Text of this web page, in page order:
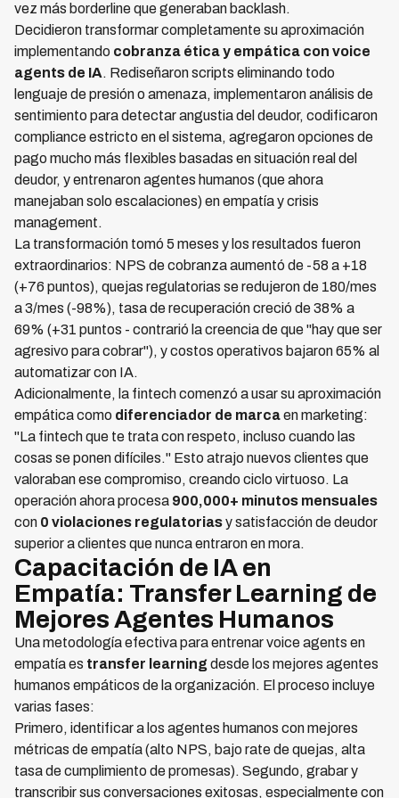
vez más borderline que generaban backlash.
Decidieron transformar completamente su aproximación
implementando cobranza ética y empática con voice
agents de IA. Rediseñaron scripts eliminando todo
lenguaje de presión o amenaza, implementaron análisis de
sentimiento para detectar angustia del deudor, codificaron
compliance estricto en el sistema, agregaron opciones de
pago mucho más flexibles basadas en situación real del
deudor, y entrenaron agentes humanos (que ahora
manejaban solo escalaciones) en empatía y crisis
management.
La transformación tomó 5 meses y los resultados fueron
extraordinarios: NPS de cobranza aumentó de -58 a +18
(+76 puntos), quejas regulatorias se redujeron de 180/mes
a 3/mes (-98%), tasa de recuperación creció de 38% a
69% (+31 puntos - contrarió la creencia de que "hay que ser
agresivo para cobrar"), y costos operativos bajaron 65% al
automatizar con IA.
Adicionalmente, la fintech comenzó a usar su aproximación
empática como diferenciador de marcaen marketing:
"La fintech que te trata con respeto, incluso cuando las
cosas se ponen difíciles." Esto atrajo nuevos clientes que
valoraban ese compromiso, creando ciclo virtuoso. La
operación ahora procesa 900,000+ minutos mensuales
con 0 violaciones regulatoriasy satisfacción de deudor
superior a clientes que nunca entraron en mora.
Capacitación de IA en
Empatía: Transfer Learning de
Mejores Agentes Humanos
Una metodología efectiva para entrenar voice agents en
empatía es transfer learningdesde los mejores agentes
humanos empáticos de la organización. El proceso incluye
varias fases:
Primero, identificar a los agentes humanos con mejores
métricas de empatía (alto NPS, bajo rate de quejas, alta
tasa de cumplimiento de promesas). Segundo, grabar y
transcribir sus conversaciones exitosas, especialmente con